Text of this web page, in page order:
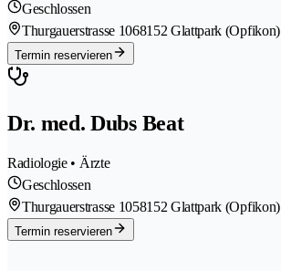
Geschlossen
Thurgauerstrasse 1068152 Glattpark (Opfikon)
Termin reservieren
Dr. med. Dubs Beat
Radiologie • Ärzte
Geschlossen
Thurgauerstrasse 1058152 Glattpark (Opfikon)
Termin reservieren